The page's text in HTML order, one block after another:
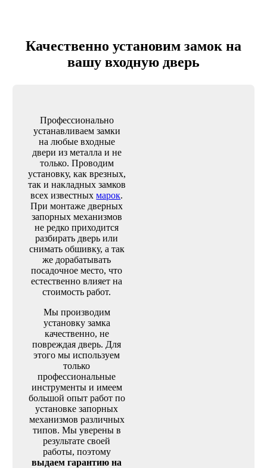
Качественно установим замок на
вашу входную дверь
Профессионально
устанавливаем замки
на любые входные
двери из металла и не
только. Проводим
установку, как врезных,
так и накладных замков
всех известныхмарок.
При монтаже дверных
запорных механизмов
не редко приходится
разбирать дверь или
снимать обшивку, а так
же дорабатывать
посадочное место, что
естественно влияет на
стоимость работ.
Мы производим
установку замка
качественно, не
повреждая дверь. Для
этого мы используем
только
профессиональные
инструменты и имеем
большой опыт работ по
установке запорных
механизмов различных
типов. Мы уверены в
результате своей
работы, поэтому
выдаем гарантию на